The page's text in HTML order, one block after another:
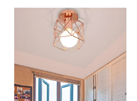
Blanc 110 V-120 V 1